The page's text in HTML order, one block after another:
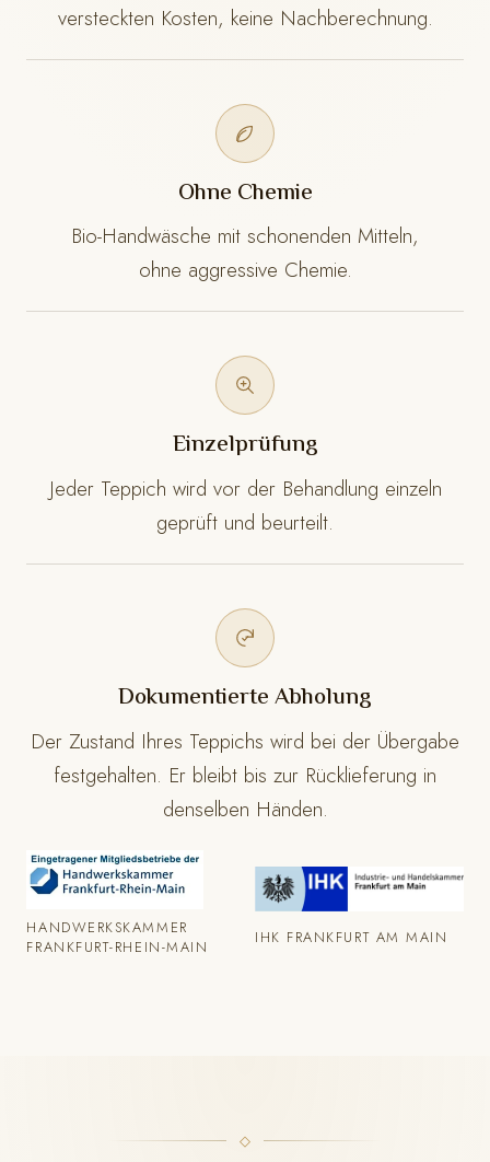
versteckten Kosten, keine Nachberechnung.
Ohne Chemie
Bio-Handwäsche mit schonenden Mitteln,
ohne aggressive Chemie.
Einzelprüfung
Jeder Teppich wird vor der Behandlung einzeln
geprüft und beurteilt.
Dokumentierte Abholung
Der Zustand Ihres Teppichs wird bei der Übergabe
festgehalten. Er bleibt bis zur Rücklieferung in
denselben Händen.
HANDWERKSKAMMER
FRANKFURT-RHEIN-MAIN
IHK FRANKFURT AM MAIN